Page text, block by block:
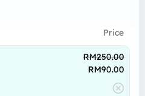
Price
RM250.00
RM90.00